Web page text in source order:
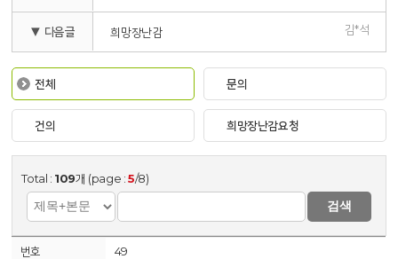
▼ 다음글 희망장난감 김*석
전체 문의
건의 희망장난감요청
Total : 109개 (page :5/8)
검색
49